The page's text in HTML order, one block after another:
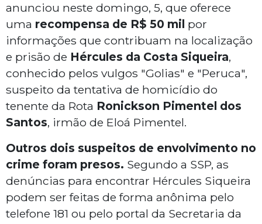
anunciou neste domingo, 5, que oferece
uma recompensa de R$ 50 mil por
informações que contribuam na localização
e prisão de Hércules da Costa Siqueira,
conhecido pelos vulgos "Golias" e "Peruca",
suspeito da tentativa de homicídio do
tenente da Rota Ronickson Pimentel dos
Santos, irmão de Eloá Pimentel.
Outros dois suspeitos de envolvimento no
crime foram presos. Segundo a SSP, as
denúncias para encontrar Hércules Siqueira
podem ser feitas de forma anônima pelo
telefone 181 ou pelo portal da Secretaria da